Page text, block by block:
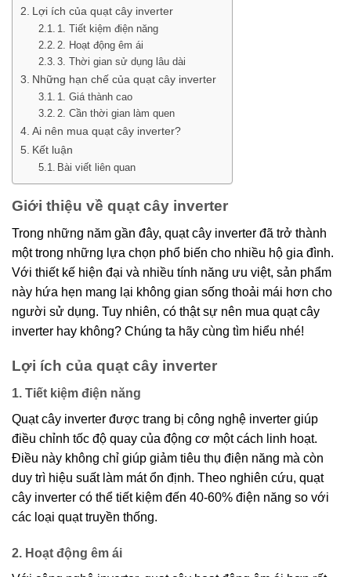
Lợi ích của quạt cây inverter
1. Tiết kiệm điện năng
2. Hoạt động êm ái
3. Thời gian sử dụng lâu dài
Những hạn chế của quạt cây inverter
1. Giá thành cao
2. Cần thời gian làm quen
Ai nên mua quạt cây inverter?
Kết luận
Bài viết liên quan
Giới thiệu về quạt cây inverter
Trong những năm gần đây, quạt cây inverter đã trở thành
một trong những lựa chọn phổ biến cho nhiều hộ gia đình.
Với thiết kế hiện đại và nhiều tính năng ưu việt, sản phẩm
này hứa hẹn mang lại không gian sống thoải mái hơn cho
người sử dụng. Tuy nhiên, có thật sự nên mua quạt cây
inverter hay không? Chúng ta hãy cùng tìm hiểu nhé!
Lợi ích của quạt cây inverter
1. Tiết kiệm điện năng
Quạt cây inverter được trang bị công nghệ inverter giúp
điều chỉnh tốc độ quay của động cơ một cách linh hoạt.
Điều này không chỉ giúp giảm tiêu thụ điện năng mà còn
duy trì hiệu suất làm mát ổn định. Theo nghiên cứu, quạt
cây inverter có thể tiết kiệm đến 40-60% điện năng so với
các loại quạt truyền thống.
2. Hoạt động êm ái